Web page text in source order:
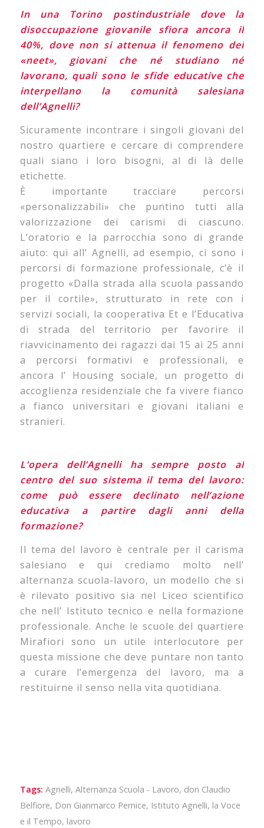
In una Torino postindustriale dove la
disoccupazione giovanile sfiora ancora il
40%, dove non si attenua il fenomeno dei
«neet», giovani che né studiano né
lavorano, quali sono le sfide educative che
interpellano la comunità salesiana
dell’Agnelli?
Sicuramente incontrare i singoli giovani del
nostro quartiere e cercare di comprendere
quali siano i loro bisogni, al di là delle
etichette.
È importante tracciare percorsi
«personalizzabili» che puntino tutti alla
valorizzazione dei carismi di ciascuno.
L’oratorio e la parrocchia sono di grande
aiuto: qui all’ Agnelli, ad esempio, ci sono i
percorsi di formazione professionale, c’è il
progetto «Dalla strada alla scuola passando
per il cortile», strutturato in rete con i
servizi sociali, la cooperativa Et e l’Educativa
di strada del territorio per favorire il
riavvicinamento dei ragazzi dai 15 ai 25 anni
a percorsi formativi e professionali, e
ancora l’ Housing sociale, un progetto di
accoglienza residenziale che fa vivere fianco
a fianco universitari e giovani italiani e
stranieri.
L’opera dell’Agnelli ha sempre posto al
centro del suo sistema il tema del lavoro:
come può essere declinato nell’azione
educativa a partire dagli anni della
formazione?
Il tema del lavoro è centrale per il carisma
salesiano e qui crediamo molto nell’
alternanza scuola-lavoro, un modello che si
è rilevato positivo sia nel Liceo scientifico
che nell’ Istituto tecnico e nella formazione
professionale. Anche le scuole del quartiere
Mirafiori sono un utile interlocutore per
questa missione che deve puntare non tanto
a curare l’emergenza del lavoro, ma a
restituirne il senso nella vita quotidiana.
Tags: Agnelli, Alternanza Scuola - Lavoro, don Claudio
Belfiore, Don Gianmarco Pernice, Istituto Agnelli, la Voce
e il Tempo, lavoro